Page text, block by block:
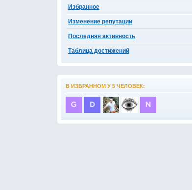
Избранное
Изменение репутации
Последняя активность
Таблица достижений
В ИЗБРАННОМ У 5 ЧЕЛОВЕК: